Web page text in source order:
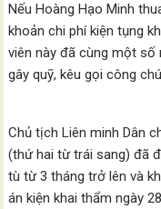
Nếu Hoàng Hạo Minh
khoản chi phí kiện tụng
viên này đã cùng một số
gây quỹ, kêu gọi công
Chủ tịch Liên minh Dân
(thứ hai từ trái sang) đã
tù từ 3 tháng trở lên và
án kiện khai thẩm ngày